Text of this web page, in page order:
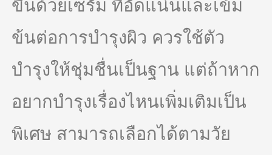
ขึ้นด้วยเซรั่ม ที่อัดแน่นและเข้ม
ข้นต่อการบำรุงผิว ควรใช้ตัว
บำรุงให้ชุ่มชื่นเป็นฐาน แต่ถ้าหาก
อยากบำรุงเรื่องไหนเพิ่มเติมเป็น
พิเศษ สามารถเลือกได้ตามวัย